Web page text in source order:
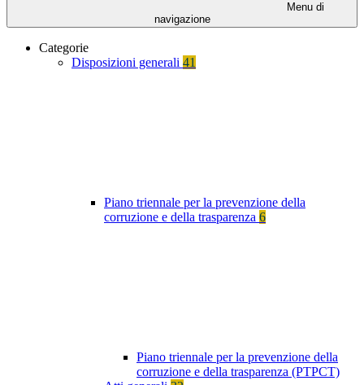
Menu di
navigazione
Categorie
Disposizioni generali 41
Piano triennale per la prevenzione della
corruzione e della trasparenza 6
Piano triennale per la prevenzione della
corruzione e della trasparenza (PTPCT)